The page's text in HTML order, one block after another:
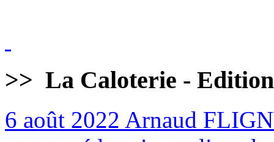
>> La Caloterie -
6 août 2022 Arnaud